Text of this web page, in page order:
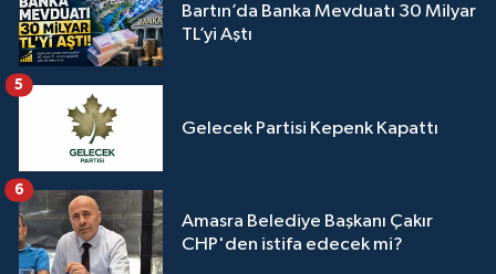
Bartın’da Banka Mevduatı 30 Milyar
TL’yi Aştı
Gelecek Partisi Kepenk Kapattı
5
Amasra Belediye Başkanı Çakır
CHP'den istifa edecek mi?
6